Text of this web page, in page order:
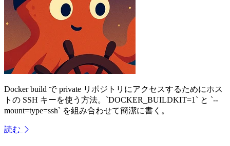
Docker build で private リポジトリにアクセスするためにホス
トの SSH キーを使う方法。`DOCKER_BUILDKIT=1` と `--
mount=type=ssh` を組み合わせて簡潔に書く。
読む